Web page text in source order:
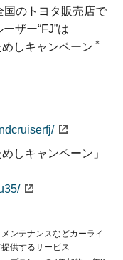
国のトヨタ販売店で
ザー“FJ”は
しキャンペーン ＊
しキャンペーン」
ンテナンスなどカーライ
供するサービス